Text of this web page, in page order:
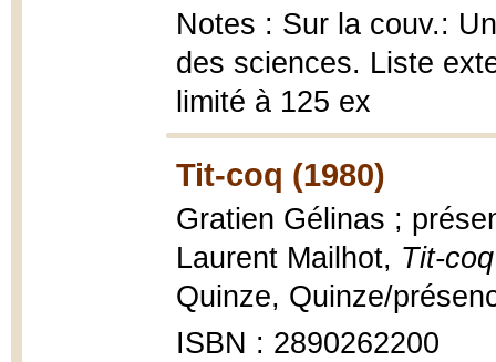
Notes : Sur la couv.:
des sciences. Liste
limité à 125 ex
Tit-coq (1980)
Gratien Gélinas ;
Laurent Mailhot, Tit-
Quinze, Quinze/
ISBN : 2890262200